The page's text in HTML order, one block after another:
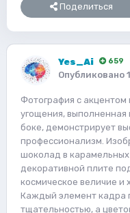
Поделиться
Yes_Ai 659
Опубликовано
Фотография с
угощения, выполненная
боке, демонстрирует
профессионализм.
шоколад в
декоративной плите
космическое величие и
Каждый элемент кадра
тщательностью, а